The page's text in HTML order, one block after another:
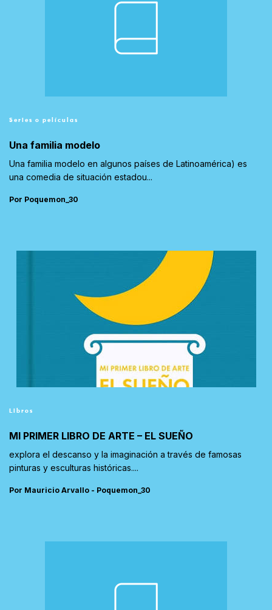
Series o películas
Una familia modelo
Una familia modelo en algunos países de Latinoamérica) es
una comedia de situación estadou...
Por Poquemon_30
Libros
MI PRIMER LIBRO DE ARTE – EL SUEÑO
explora el descanso y la imaginación a través de famosas
pinturas y esculturas históricas....
Por Mauricio Arvallo - Poquemon_30